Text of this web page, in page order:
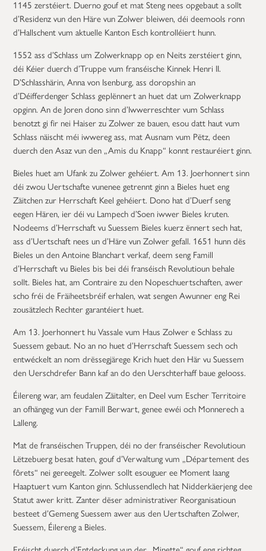
1145 zerstéiert. Duerno gouf et mat Steng nees opgebaut a sollt
d’Residenz vun den Häre vun Zolwer bleiwen, déi deemools ronn
d’Hallschent vum aktuelle Kanton Esch kontrolléiert hunn.
1552 ass d’Schlass um Zolwerknapp op en Neits zerstéiert ginn,
déi Kéier duerch d’Truppe vum franséische Kinnek Henri II.
D’Schlasshärin, Anna von Isenburg, ass doropshin an
d’Déifferdenger Schlass geplënnert an huet dat um Zolwerknapp
opginn. An de Joren dono sinn d’Iwwerreschter vum Schlass
benotzt gi fir nei Haiser zu Zolwer ze bauen, esou datt haut vum
Schlass näischt méi iwwereg ass, mat Ausnam vum Pëtz, deen
duerch den Asaz vun den „Amis du Knapp“ konnt restauréiert ginn.
Bieles huet am Ufank zu Zolwer gehéiert. Am 13. Joerhonnert sinn
déi zwou Uertschafte vunenee getrennt ginn a Bieles huet eng
Zäitchen zur Herrschaft Keel gehéiert. Dono hat d’Duerf seng
eegen Hären, ier déi vu Lampech d’Soen iwwer Bieles kruten.
Nodeems d’Herrschaft vu Suessem Bieles kuerz ënnert sech hat,
ass d’Uertschaft nees un d’Häre vun Zolwer gefall. 1651 hunn dës
Bieles un den Antoine Blanchart verkaf, deem seng Famill
d’Herrschaft vu Bieles bis bei déi franséisch Revolutioun behale
sollt. Bieles hat, am Contraire zu den Nopeschuertschaften, awer
scho fréi de Fräiheetsbréif erhalen, wat sengen Awunner eng Rei
zousätzlech Rechter garantéiert huet.
Am 13. Joerhonnert hu Vassale vum Haus Zolwer e Schlass zu
Suessem gebaut. No an no huet d’Herrschaft Suessem sech och
entwéckelt an nom drëssegjärege Krich huet den Här vu Suessem
den Uerschdrefer Bann kaf an do den Uerschterhaff baue gelooss.
Éilereng war, am feudalen Zäitalter, en Deel vum Escher Territoire
an ofhängeg vun der Famill Berwart, genee ewéi och Monnerech a
Lalleng.
Mat de franséischen Truppen, déi no der franséischer Revolutioun
Lëtzebuerg besat haten, gouf d’Verwaltung vum „Département des
fôrets“ nei gereegelt. Zolwer sollt esouguer ee Moment laang
Haaptuert vum Kanton ginn. Schlussendlech hat Nidderkäerjeng dee
Statut awer kritt. Zanter dëser administrativer Reorganisatioun
besteet d’Gemeng Suessem awer aus den Uertschaften Zolwer,
Suessem, Éilereng a Bieles.